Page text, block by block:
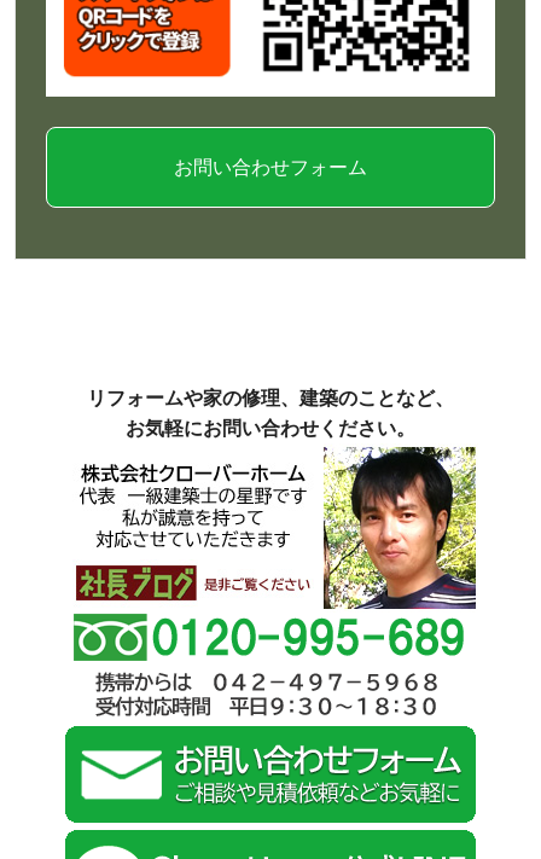
お問い合わせフォーム
リフォームや家の修理、建築のことなど、
お気軽にお問い合わせください。